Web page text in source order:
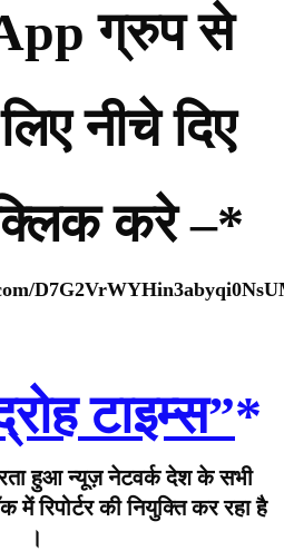
ग्रुप से
नीचे दिए
करे –*
टाइम्स”*
हुआ न्यूज़ नेटवर्क देश के सभी
में रिपोर्टर की नियुक्ति कर रहा है
।